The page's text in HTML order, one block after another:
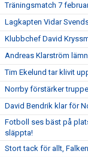
Träningsmatch 7
Lagkapten Vidar
Klubbchef David
Andreas Klarström
Tim Ekelund tar klivit
Norrby förstärker
David Bendrik klar för
Fotboll ses bäst på
släppta!
Stort tack för allt, Falken